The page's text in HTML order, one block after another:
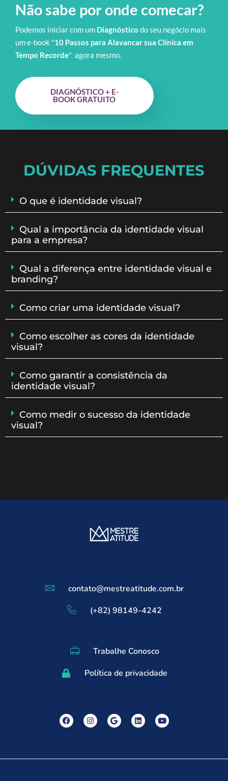
Não sabe por onde comecar?
Podemos iniciar com um Diagnóstico do seu negócio mais
um e-book "10 Passos para Alavancar sua Clínica em
Tempo Recorde" agora mesmo.
DIAGNÓSTICO + E-
BOOK GRATUITO
DÚVIDAS FREQUENTES
O que é identidade visual?
Qual a importância da identidade visual
para a empresa?
Qual a diferença entre identidade visual e
branding?
Como criar uma identidade visual?
Como escolher as cores da identidade
visual?
Como garantir a consistência da
identidade visual?
Como medir o sucesso da identidade
visual?
contato@mestreatitude.com.br
(+82) 98149-4242
Trabalhe Conosco
Política de privacidade